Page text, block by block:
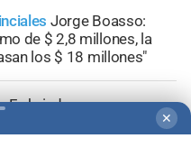
Jorge Boasso:
de $ 2,8 millones, la
los $ 18 millones"
Fe brinda
accidentes con arcos de
✕